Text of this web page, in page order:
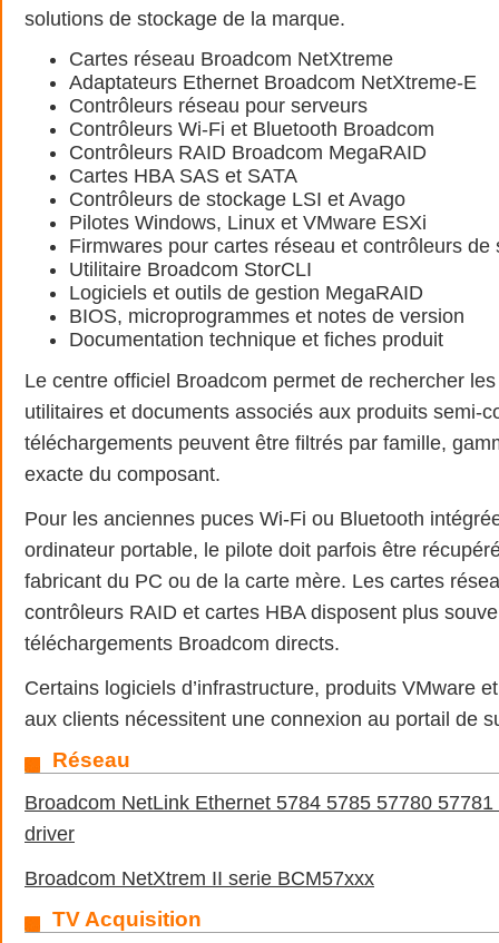
solutions de stockage de la marque.
Cartes réseau Broadcom NetXtreme
Adaptateurs Ethernet Broadcom NetXtreme-E
Contrôleurs réseau pour serveurs
Contrôleurs Wi-Fi et Bluetooth Broadcom
Contrôleurs RAID Broadcom MegaRAID
Cartes HBA SAS et SATA
Contrôleurs de stockage LSI et Avago
Pilotes Windows, Linux et VMware ESXi
Firmwares pour cartes réseau et contrôleurs de
Utilitaire Broadcom StorCLI
Logiciels et outils de gestion MegaRAID
BIOS, microprogrammes et notes de version
Documentation technique et fiches produit
Le centre officiel Broadcom permet de rechercher
utilitaires et documents associés aux produits semi-
téléchargements peuvent être filtrés par famille,
exacte du composant.
Pour les anciennes puces Wi-Fi ou Bluetooth
ordinateur portable, le pilote doit parfois être
fabricant du PC ou de la carte mère. Les cartes
contrôleurs RAID et cartes HBA disposent plus
téléchargements Broadcom directs.
Certains logiciels d’infrastructure, produits VMware
aux clients nécessitent une connexion au portail de
Réseau
Broadcom NetLink Ethernet 5784 5785 57780
driver
Broadcom NetXtrem II serie BCM57xxx
TV Acquisition